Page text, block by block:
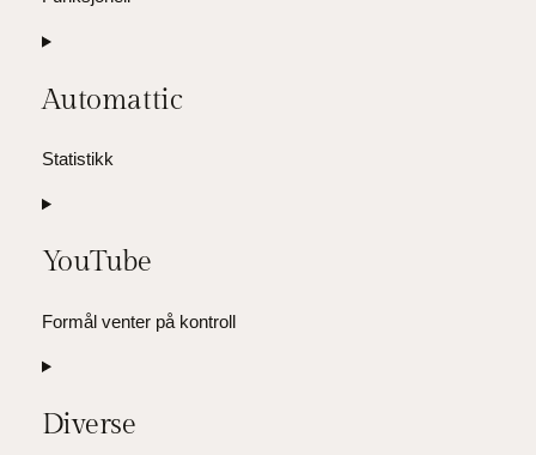
Consent
service
Automattic
Statistikk
Consent
service
YouTube
Formål venter på kontroll
Consent
service
Diverse